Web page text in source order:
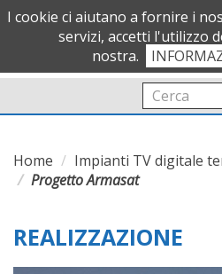
OFFICIAL
Home
Impianti TV digitale
Progetto Armasat
REALIZZAZIONE
I cookie ci aiutano a fornire i
servizi, accetti l'utilizzo
nostra.